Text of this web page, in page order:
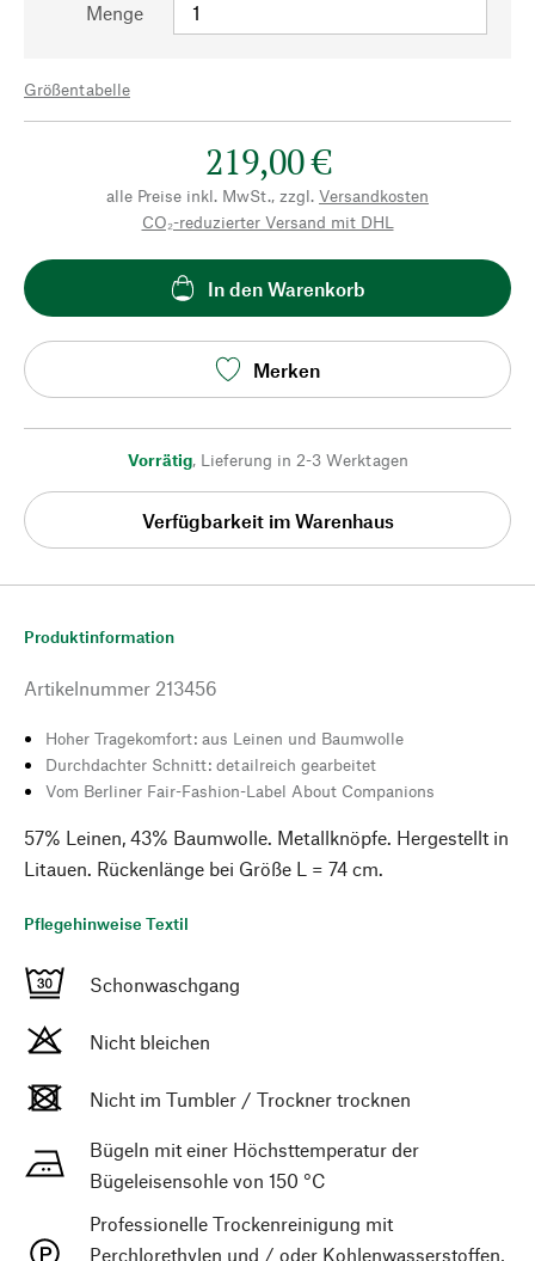
Menge
Größentabelle
219,00 €
alle Preise inkl. MwSt., zzgl. Versandkosten
CO₂-reduzierter Versand mit DHL
In den Warenkorb
Merken
Vorrätig, Lieferung in 2-3 Werktagen
Verfügbarkeit im Warenhaus
Produktinformation
Artikelnummer 213456
Hoher Tragekomfort: aus Leinen und Baumwolle
Durchdachter Schnitt: detailreich gearbeitet
Vom Berliner Fair-Fashion-Label About Companions
57% Leinen, 43% Baumwolle. Metallknöpfe. Hergestellt in
Litauen. Rückenlänge bei Größe L = 74 cm.
Pflegehinweise Textil
Schonwaschgang
Nicht bleichen
Nicht im Tumbler / Trockner trocknen
Bügeln mit einer Höchsttemperatur der
Bügeleisensohle von 150 °C
Professionelle Trockenreinigung mit
Perchlorethylen und / oder Kohlenwasserstoffen,